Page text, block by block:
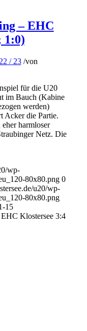
– EHC
1:0)
/ 23 /von
für die U20
im Bauch (Kabine
werden)
Acker die Partie.
harmloser
Netz. Die
wp-
80x80.png 0
u20/wp-
80x80.png
15
Klostersee 3:4